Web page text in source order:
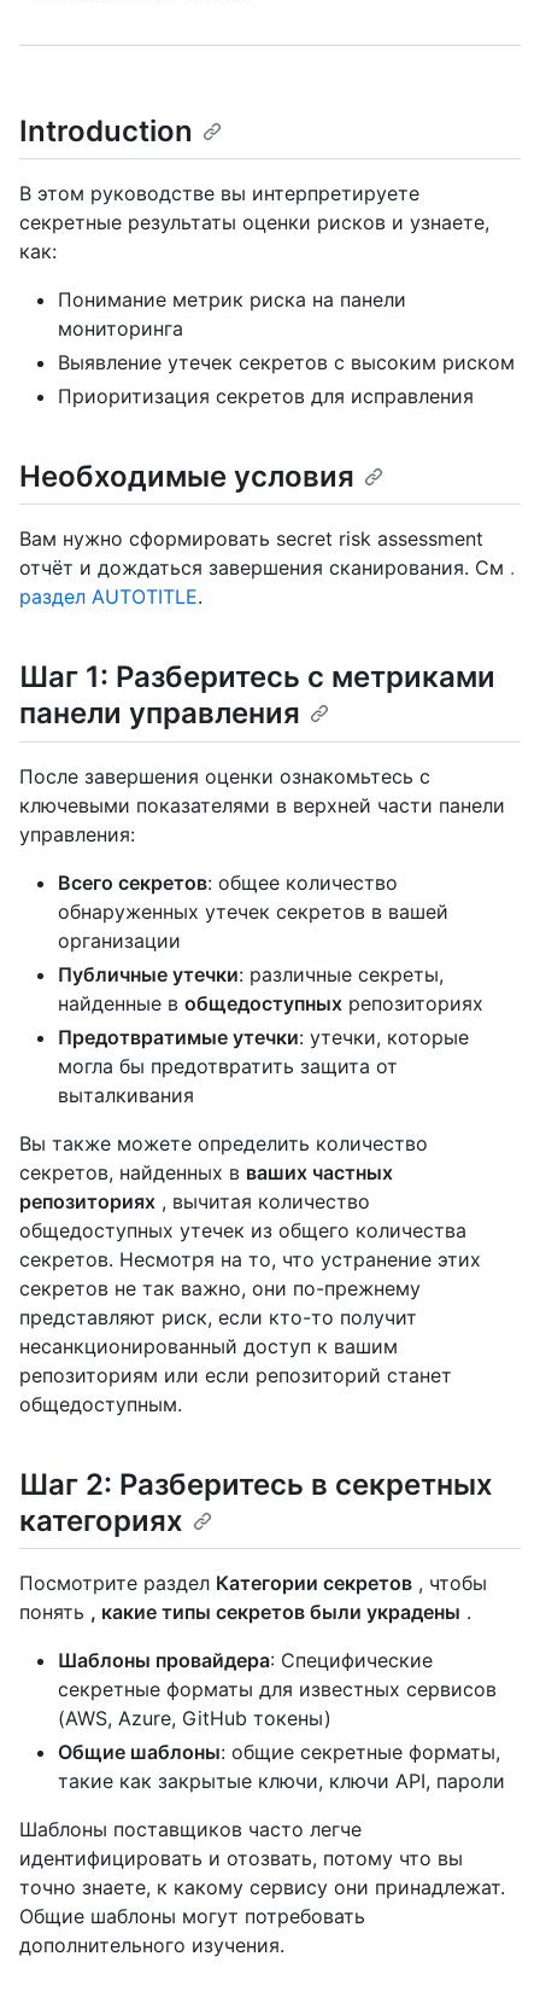
Introduction
В этом руководстве вы интерпретируете
секретные результаты оценки рисков и узнаете,
как:
Понимание метрик риска на панели
мониторинга
Выявление утечек секретов с высоким риском
Приоритизация секретов для исправления
Необходимые условия
Вам нужно сформировать secret risk assessment
отчёт и дождаться завершения сканирования. См .
раздел AUTOTITLE.
Шаг 1: Разберитесь с метриками
панели управления
После завершения оценки ознакомьтесь с
ключевыми показателями в верхней части панели
управления:
Всего секретов: общее количество
обнаруженных утечек секретов в вашей
организации
Публичные утечки: различные секреты,
найденные в общедоступных репозиториях
Предотвратимые утечки: утечки, которые
могла бы предотвратить защита от
выталкивания
Вы также можете определить количество
секретов, найденных в ваших частных
репозиториях , вычитая количество
общедоступных утечек из общего количества
секретов. Несмотря на то, что устранение этих
секретов не так важно, они по-прежнему
представляют риск, если кто-то получит
несанкционированный доступ к вашим
репозиториям или если репозиторий станет
общедоступным.
Шаг 2: Разберитесь в секретных
категориях
Посмотрите раздел Категории секретов , чтобы
понять , какие типы секретов были украдены .
Шаблоны провайдера: Специфические
секретные форматы для известных сервисов
(AWS, Azure, GitHub токены)
Общие шаблоны: общие секретные форматы,
такие как закрытые ключи, ключи API, пароли
Шаблоны поставщиков часто легче
идентифицировать и отозвать, потому что вы
точно знаете, к какому сервису они принадлежат.
Общие шаблоны могут потребовать
дополнительного изучения.